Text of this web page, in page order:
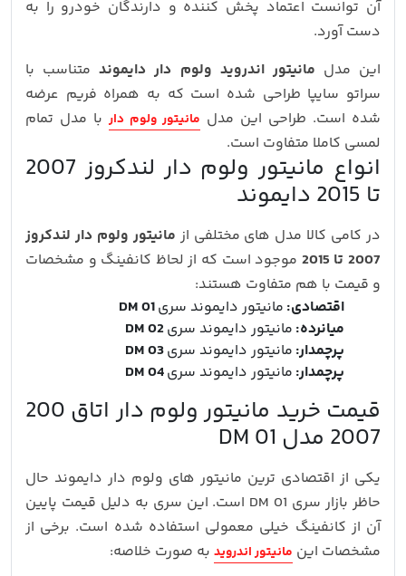
آن توانست اعتماد پخش کننده و دارندگان خودرو را به
دست آورد.
این مدل مانیتور اندروید ولوم دار دایموندمتناسب با
سراتو سایپا طراحی شده است که به همراه فریم عرضه
شده است. طراحی این مدل مانیتور ولوم دار با مدل تمام
لمسی کاملا متفاوت است.
انواع مانیتور ولوم دار لندکروز 2007
تا 2015 دایموند
در کامی کالا مدل های مختلفی از مانیتور ولوم دار لندکروز
2007 تا 2015
موجود است که از لحاظ کانفینگ و مشخصات
و قیمت با هم متفاوت هستند:
اقتصادی: مانیتور دایموند سریDM 01
میانرده: مانیتور دایموند سریDM 02
پرچمدار: مانیتور دایموند سریDM 03
پرچمدار: مانیتور دایموند سریDM 04
قیمت خرید مانیتور ولوم دار اتاق 200
2007 مدل DM 01
یکی از اقتصادی ترین مانیتور های ولوم دار دایموند حال
حاظر بازار سری DM 01 است. این سری به دلیل قیمت پایین
آن از کانفینگ خیلی معمولی استفاده شده است. برخی از
مشخصات این مانیتور اندروید به صورت خلاصه: